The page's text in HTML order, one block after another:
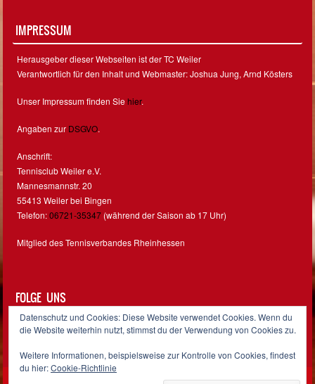
IMPRESSUM
Herausgeber dieser Webseiten ist der TC Weiler
Verantwortlich für den Inhalt und Webmaster: Joshua Jung, Arnd Kösters
Unser Impressum finden Siehier.
Angaben zur DSGVO.
Anschrift:
Tennisclub Weiler e.V.
Mannesmannstr. 20
55413 Weiler bei Bingen
Telefon:06721-35347 (während der Saison ab 17 Uhr)
Mitglied des Tennisverbandes Rheinhessen
FOLGE UNS
FacebookInstagram
Datenschutz und Cookies: Diese Website verwendet Cookies. Wenn du
die Website weiterhin nutzt, stimmst du der Verwendung von Cookies zu.
Weitere Informationen, beispielsweise zur Kontrolle von Cookies, findest
du hier:Cookie-Richtlinie